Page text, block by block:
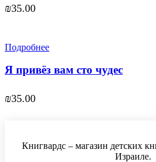
₪35.00
Подробнее
Я привёз вам сто чудес
₪35.00
Книгвардс – магазин детских
Израиле.